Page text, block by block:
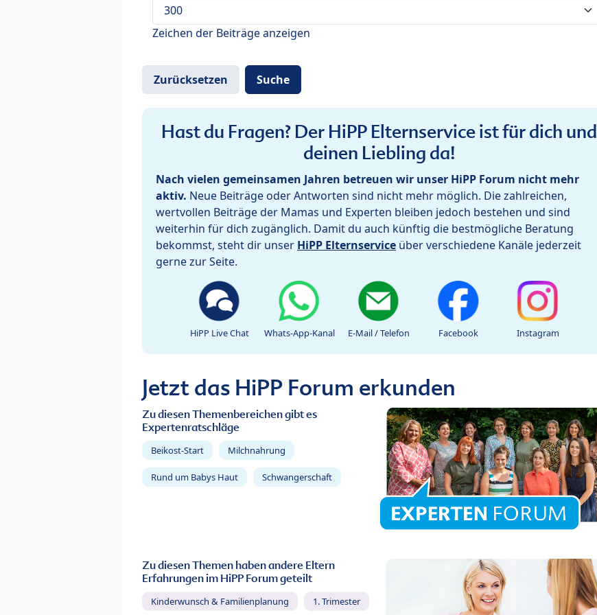
Zeichen der Beiträge anzeigen
Hast du Fragen? Der HiPP Elternservice ist für dich und
deinen Liebling da!
Nach vielen gemeinsamen Jahren betreuen wir unser HiPP Forum nicht mehr
aktiv. Neue Beiträge oder Antworten sind nicht mehr möglich. Die zahlreichen,
wertvollen Beiträge der Mamas und Experten bleiben jedoch bestehen und sind
weiterhin für dich zugänglich. Damit du auch künftig die bestmögliche Beratung
bekommst, steht dir unser HiPP Elternservice über verschiedene Kanäle jederzeit
gerne zur Seite.
HiPP Live Chat Whats-App-Kanal E-Mail / Telefon Facebook Instagram
Jetzt das HiPP Forum erkunden
Zu diesen Themenbereichen gibt es
Expertenratschläge
Beikost-Start Milchnahrung
Rund um Babys Haut Schwangerschaft
Zu diesen Themen haben andere Eltern
Erfahrungen im HiPP Forum geteilt
Kinderwunsch & Familienplanung 1. Trimester